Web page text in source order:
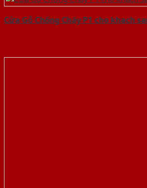
Cửa Gỗ Chống Cháy P1 cho khach